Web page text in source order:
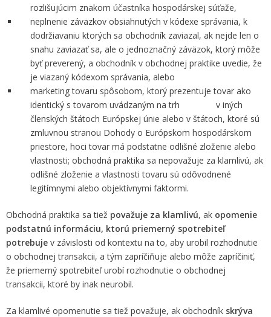
rozlišujúcim znakom účastníka hospodárskej súťaže,
neplnenie záväzkov obsiahnutých v kódexe správania, k
dodržiavaniu ktorých sa obchodník zaviazal, ak nejde len o
snahu zaviazať sa, ale o jednoznačný záväzok, ktorý môže
byť preverený, a obchodník v obchodnej praktike uvedie, že
je viazaný kódexom správania, alebo
marketing tovaru spôsobom, ktorý prezentuje tovar ako
identický s tovarom uvádzaným na trh v iných
členských štátoch Európskej únie alebo v štátoch, ktoré sú
zmluvnou stranou Dohody o Európskom hospodárskom
priestore, hoci tovar má podstatne odlišné zloženie alebo
vlastnosti; obchodná praktika sa nepovažuje za klamlivú, ak
odlišné zloženie a vlastnosti tovaru sú odôvodnené
legitímnymi alebo objektívnymi faktormi.
Obchodná praktika sa tiež považuje za klamlivú, ak opomenie
podstatnú informáciu, ktorú priemerný spotrebiteľ
potrebuje v závislosti od kontextu na to, aby urobil rozhodnutie
o obchodnej transakcii, a tým zapríčiňuje alebo môže zapríčiniť,
že priemerný spotrebiteľ urobí rozhodnutie o obchodnej
transakcii, ktoré by inak neurobil.
Za klamlivé opomenutie sa tiež považuje, ak obchodník skrýva